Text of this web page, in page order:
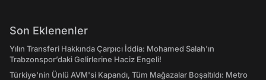
Son Eklenenler
Yılın Transferi Hakkında Çarpıcı İddia: Mohamed Salah'ın
Trabzonspor’daki Gelirlerine Haciz Engeli!
Türkiye'nin Ünlü AVM'si Kapandı, Tüm Mağazalar Boşaltıldı: Metro